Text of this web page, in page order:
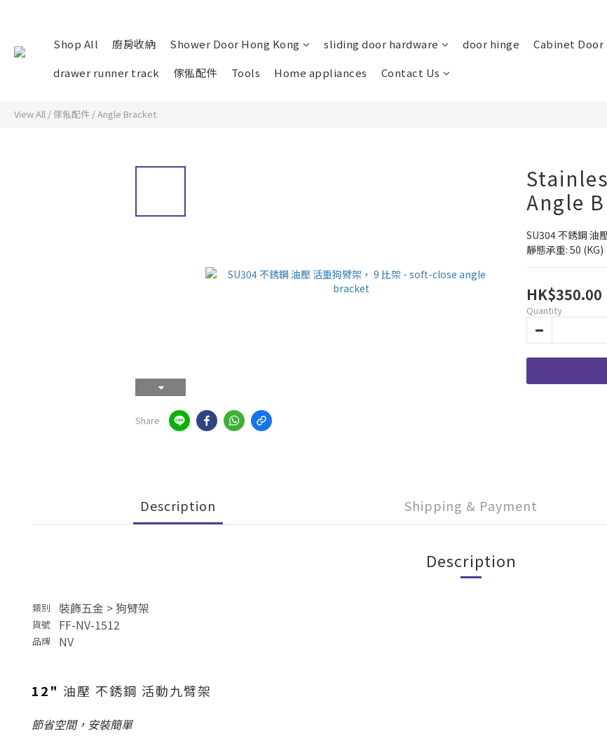
Shop All 廚房收納 Shower Door Hong Kong sliding door hardware door hinge
Cabinet Door
drawer runner track
傢俬配件 Tools Home appliances Contact Us
View All /傢俬配件 /Angle Bracket
Share
Angle
SU304 不銹鋼 油
靜態承重: 50 (KG)
HK$350.00
Quantity
Description Shipping & Payment
Description
類別 裝飾五金 >狗臂架
貨號 FF-NV-1512
品牌 NV
12" 油壓 不銹鋼 活動九臂架
節省空間，安裝簡單